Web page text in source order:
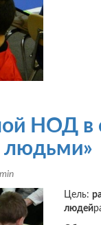
НОД в
людьми»
Цель:
людей